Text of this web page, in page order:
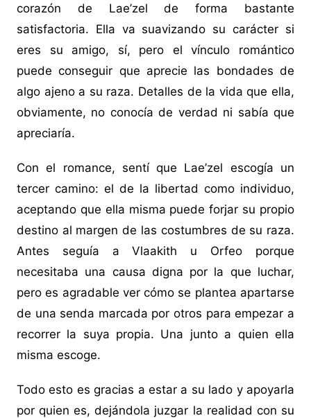
corazón de Lae’zel de forma bastante
satisfactoria. Ella va suavizando su carácter si
eres su amigo, sí, pero el vínculo romántico
puede conseguir que aprecie las bondades de
algo ajeno a su raza. Detalles de la vida que ella,
obviamente, no conocía de verdad ni sabía que
apreciaría.
Con el romance, sentí que Lae’zel escogía un
tercer camino: el de la libertad como individuo,
aceptando que ella misma puede forjar su propio
destino al margen de las costumbres de su raza.
Antes seguía a Vlaakith u Orfeo porque
necesitaba una causa digna por la que luchar,
pero es agradable ver cómo se plantea apartarse
de una senda marcada por otros para empezar a
recorrer la suya propia. Una junto a quien ella
misma escoge.
Todo esto es gracias a estar a su lado y apoyarla
por quien es, dejándola juzgar la realidad con su